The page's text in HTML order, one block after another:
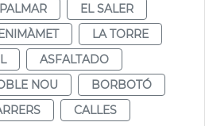
EL SALER
LA TORRE
ASFALTADO
NOU
BORBOTÓ
CALLES